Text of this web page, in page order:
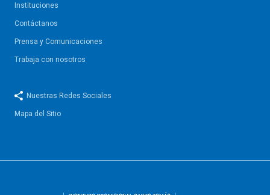
Instituciones
Contáctanos
Prensa y Comunicaciones
Trabaja con nosotros
Nuestras Redes Sociales
Mapa del Sitio